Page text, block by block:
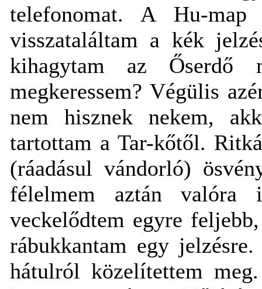
telefonomat. A Hu-map
visszataláltam a kék
kihagytam az Őserdő
megkeressem? Végülis
nem hisznek nekem,
tartottam a Tar-kőtől.
(ráadásul vándorló)
félelmem aztán valóra
veckelődtem egyre
rábukkantam egy
hátulról közelítettem